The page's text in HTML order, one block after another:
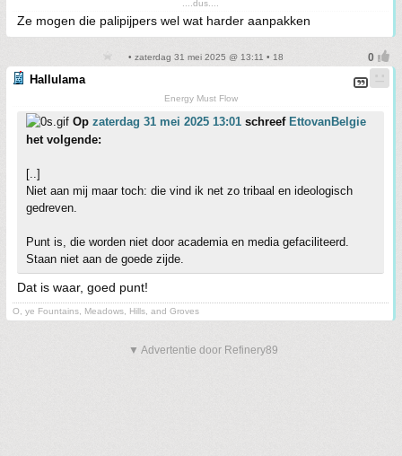
....dus....
Ze mogen die palipijpers wel wat harder aanpakken
• zaterdag 31 mei 2025 @ 13:11 • 18
Hallulama
Energy Must Flow
Op zaterdag 31 mei 2025 13:01 schreef EttovanBelgie
het volgende:
[..]
Niet aan mij maar toch: die vind ik net zo tribaal en ideologisch
gedreven.
Punt is, die worden niet door academia en media gefaciliteerd.
Staan niet aan de goede zijde.
Dat is waar, goed punt!
O, ye Fountains, Meadows, Hills, and Groves
▼ Advertentie door Refinery89